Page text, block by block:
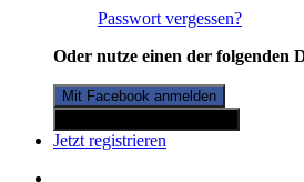
Passwort vergessen?
Oder nutze einen der folgenden
Mit Facebook anmelden
Jetzt registrieren